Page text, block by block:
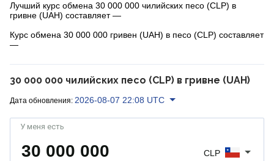
Лучший курс обмена 30 000 000 чилийских песо (CLP) в
гривне (UAH) составляет —
Курс обмена 30 000 000 гривен (UAH) в песо (CLP) составляет
—
30 000 000 чилийских песо (CLP) в гривне (UAH)
Дата обновления: 2026-08-07 22:08 UTC
У меня есть
CLP